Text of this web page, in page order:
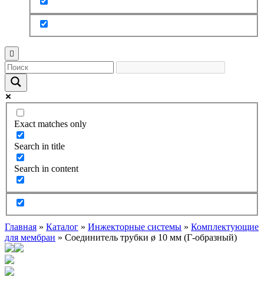
Exact matches only
Search in title
Search in content
Главная » Каталог » Инжекторные системы » Комплектующие
для мембран » Соединитель трубки ø 10 мм (Г-образный)